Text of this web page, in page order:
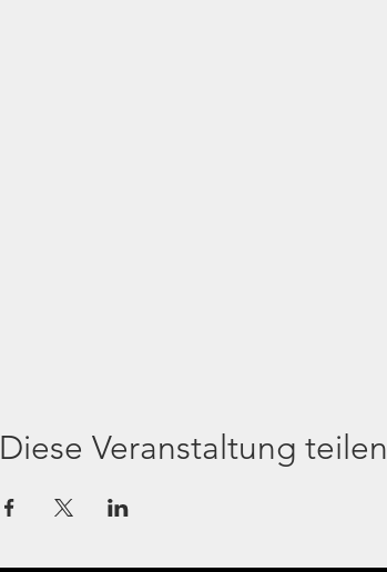
Diese Veranstaltung teilen